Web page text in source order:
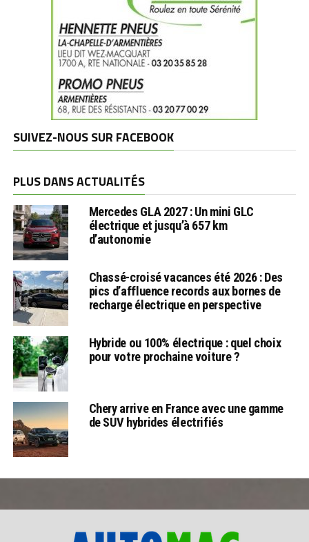
SUIVEZ-NOUS SUR FACEBOOK
PLUS DANS ACTUALITÉS
Mercedes GLA 2027 : Un mini GLC
électrique et jusqu’à 657 km
d’autonomie
Chassé-croisé vacances été 2026 : Des
pics d’affluence records aux bornes de
recharge électrique en perspective
Hybride ou 100% électrique : quel choix
pour votre prochaine voiture ?
Chery arrive en France avec une gamme
de SUV hybrides électrifiés